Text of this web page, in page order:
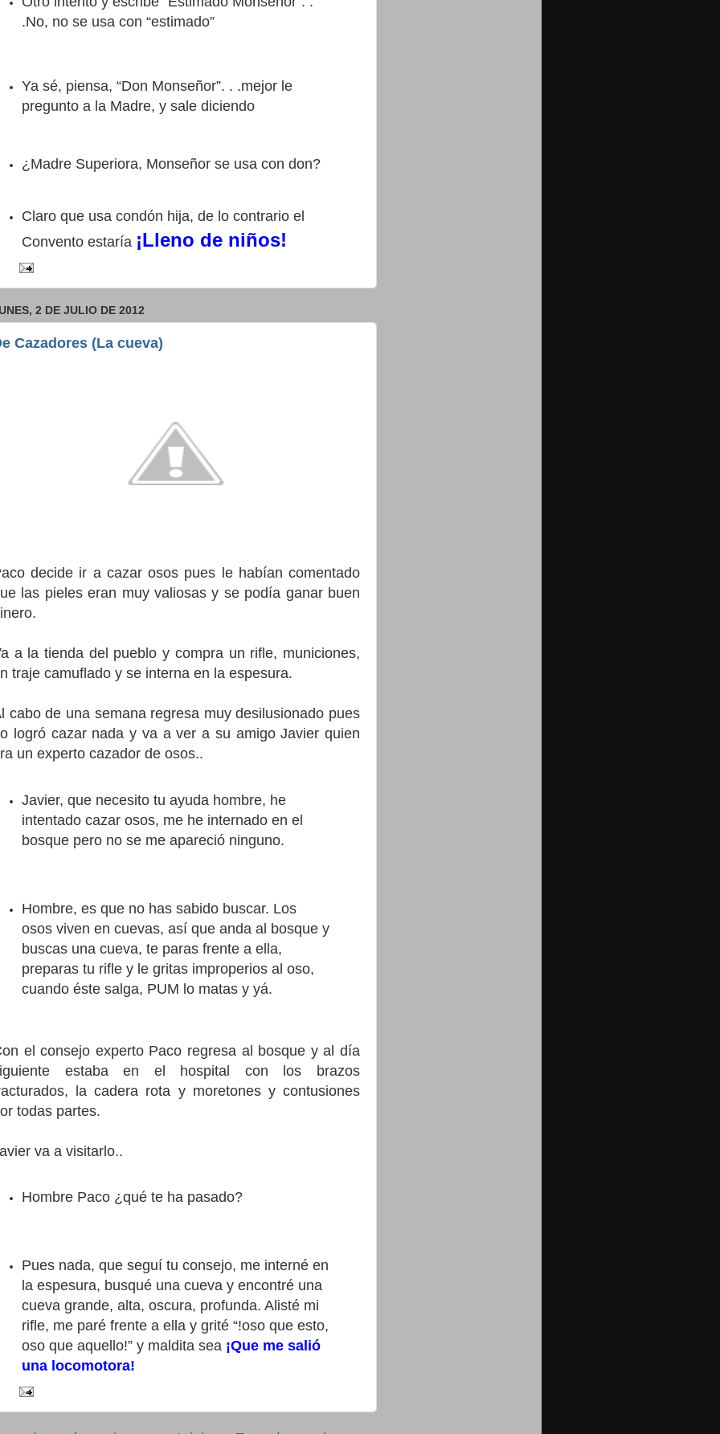
.No, no se usa con “estimado”
Ya sé, piensa, “Don Monseñor”. . .mejor le
pregunto a la Madre, y sale diciendo
¿Madre Superiora, Monseñor se usa con don?
Claro que usa condón hija, de lo contrario el
Convento estaría ¡Lleno de niños!
2 DE JULIO DE 2012
Cazadores (La cueva)
decide ir a cazar osos pues le habían comentado
las pieles eran muy valiosas y se podía ganar buen
a la tienda del pueblo y compra un rifle, municiones,
traje camuflado y se interna en la espesura.
cabo de una semana regresa muy desilusionado pues
logró cazar nada y va a ver a su amigo Javier quien
un experto cazador de osos..
Javier, que necesito tu ayuda hombre, he
intentado cazar osos, me he internado en el
bosque pero no se me apareció ninguno.
Hombre, es que no has sabido buscar. Los
osos viven en cuevas, así que anda al bosque y
buscas una cueva, te paras frente a ella,
preparas tu rifle y le gritas improperios al oso,
cuando éste salga, PUM lo matas y yá.
el consejo experto Paco regresa al bosque y al día
estaba en el hospital con los brazos
la cadera rota y moretones y contusiones
todas partes.
va a visitarlo..
Hombre Paco ¿qué te ha pasado?
Pues nada, que seguí tu consejo, me interné en
la espesura, busqué una cueva y encontré una
cueva grande, alta, oscura, profunda. Alisté mi
rifle, me paré frente a ella y grité “!oso que esto,
oso que aquello!” y maldita sea ¡Que me salió
una locomotora!